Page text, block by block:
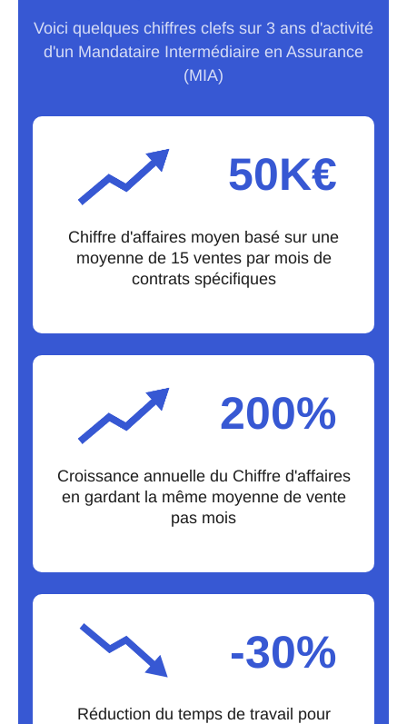
Voici quelques chiffres clefs sur 3 ans d'activité
d'un Mandataire Intermédiaire en Assurance
(MIA)
50K€
Chiffre d'affaires moyen basé sur une
moyenne de 15 ventes par mois de
contrats spécifiques
200%
Croissance annuelle du Chiffre d'affaires
en gardant la même moyenne de vente
pas mois
-30%
Réduction du temps de travail pour